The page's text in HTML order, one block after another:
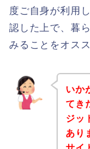
度ご自身が利用
認した上で、暮
みることをオス
いか
てき
ジッ
あり